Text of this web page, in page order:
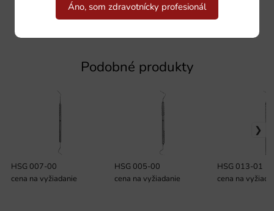
Áno, som zdravotnícky profesionál
Podobné produkty
HSG 007-00
cena na vyžiadanie
HSG 005-00
cena na vyžiadanie
HSG 013-01
cena na